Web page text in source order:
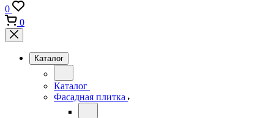
0
0
Каталог
Каталог
Фасадная плитка